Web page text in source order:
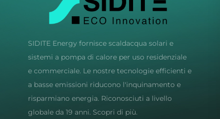
SIDITE Energy fornisce scaldacqua solari e
sistemi a pompa di calore per uso residenziale
e commerciale. Le nostre tecnologie efficienti e
a basse emissioni riducono l'inquinamento e
risparmiano energia. Riconosciuti a livello
globale da 19 anni. Scopri di più.